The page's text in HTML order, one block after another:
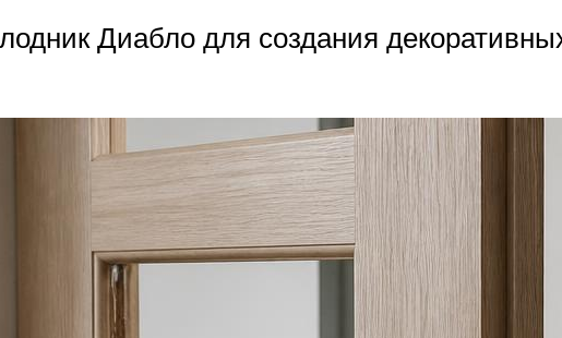
Диабло для создания